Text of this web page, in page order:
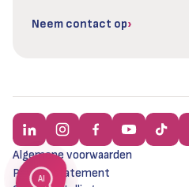
AI
Neem contact op
Algemene voorwaarden
Privacy statement